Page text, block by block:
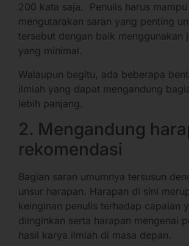
200 kata saja. Penulis harus mampu
mengutarakan saran yang penting
tersebut dengan baik menggunakan
yang minimal.
Walaupun begitu, ada beberapa
ilmiah yang dapat mengandung
lebih panjang.
2. Mengandung
rekomendasi
Bagian saran umumnya tersusun
unsur harapan. Harapan di sini
keinginan penulis terhadap capaian
diinginkan serta harapan mengenai
hasil karya ilmiah di masa depan.